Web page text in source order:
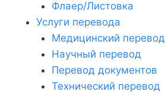
Флаер/Листовка
Услуги перевода
Медицинский перевод
Научный перевод
Перевод документов
Технический перевод